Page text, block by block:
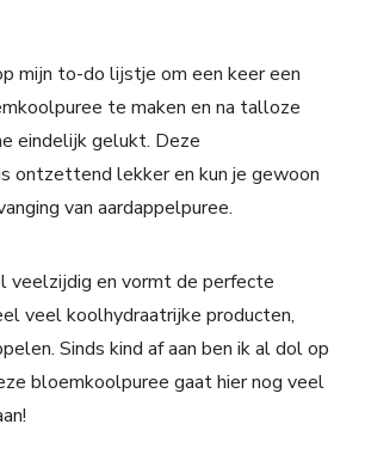
mijn to-do lijstje om een keer een
te maken en na talloze
eindelijk gelukt. Deze
ontzettend lekker en kun je gewoon
van aardappelpuree.
veelzijdig en vormt de perfecte
veel koolhydraatrijke producten,
Sinds kind af aan ben ik al dol op
bloemkoolpuree gaat hier nog veel